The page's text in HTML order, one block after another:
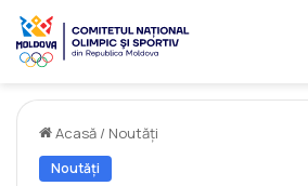
Acasă / Noutăți
Noutăți